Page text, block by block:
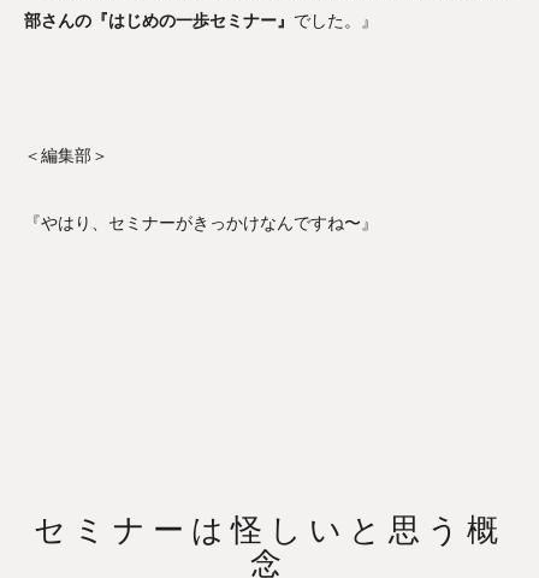
部さんの『はじめの一歩セミナー』 でした。』
＜編集部＞
『やはり、セミナーがきっかけなんですね〜』
セミナーは怪しいと思う概
念